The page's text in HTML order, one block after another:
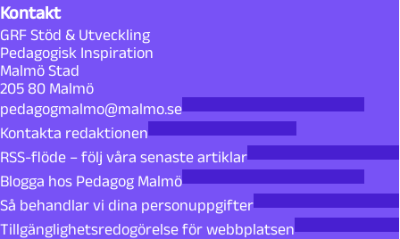
Kontakt
GRF Stöd & Utveckling
Pedagogisk Inspiration
Malmö Stad
205 80 Malmö
pedagogmalmo@malmo.se
Kontakta redaktionen
RSS-flöde – följ våra senaste artiklar
Blogga hos Pedagog Malmö
Så behandlar vi dina personuppgifter
Tillgänglighetsredogörelse för webbplatsen